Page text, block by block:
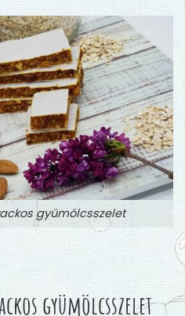
gyümölcsszelet
gyümölcsszelet